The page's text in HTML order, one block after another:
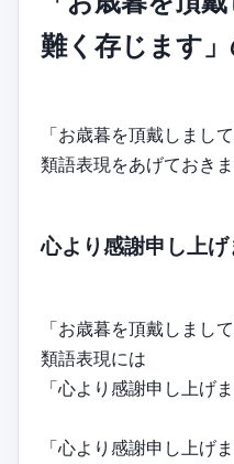
難く存じます
「お歳暮を頂戴しまし
類語表現をあげておきま
心より感謝申し上げ
「お歳暮を頂戴しまし
類語表現には
「心より感謝申し上げ
「心より感謝申し上げ